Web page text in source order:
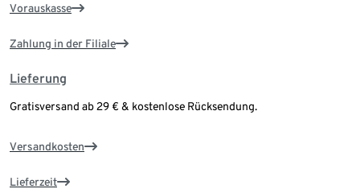
Vorauskasse
Zahlung in der Filiale
Lieferung
Gratisversand ab 29 € & kostenlose Rücksendung.
Versandkosten
Lieferzeit